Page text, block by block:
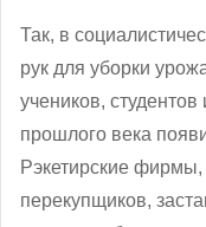
Так, в
рук для уборки
учеников,
прошлого века
Рэкетирские
перекупщиков,